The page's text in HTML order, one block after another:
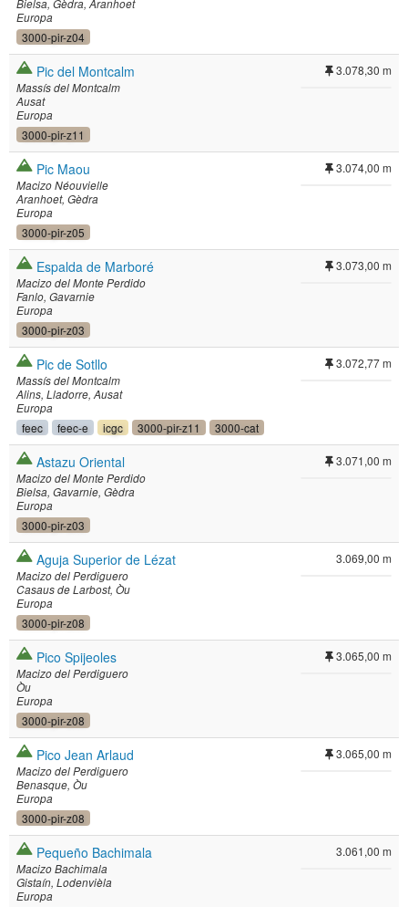
Bielsa Gèdra Aranhoet
Europa
3000-pir-z04
Pic del Montcalm
Massís del Montcalm
Ausat
Europa
3000-pir-z11
3.078,30 m
Pic Maou
Macizo Néouvielle
Aranhoet Gèdra
Europa
3000-pir-z05
3.074,00 m
Espalda de Marboré
Macizo del Monte Perdido
Fanlo Gavarnie
Europa
3000-pir-z03
3.073,00 m
Pic de Sotllo
Massís del Montcalm
Alins Lladorre Ausat
Europa
feec feec-e icgc 3000-pir-z11 3000-cat
3.072,77 m
Astazu Oriental
Macizo del Monte Perdido
Bielsa Gavarnie Gèdra
Europa
3000-pir-z03
3.071,00 m
Aguja Superior de Lézat
Macizo del Perdiguero
Casaus de Larbost Òu
Europa
3000-pir-z08
3.069,00 m
Pico Spijeoles
Macizo del Perdiguero
Òu
Europa
3000-pir-z08
3.065,00 m
Pico Jean Arlaud
Macizo del Perdiguero
Benasque Òu
Europa
3000-pir-z08
3.065,00 m
Pequeño Bachimala
Macizo Bachimala
Gistaín Lodenvièla
Europa
3.061,00 m